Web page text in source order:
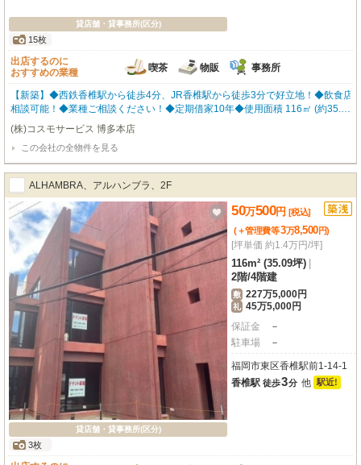
貸店舗・貸事務所(区分)
15枚
出店するのに
おすすめの業種
喫茶 物販 事務所
【新築】◆西鉄香椎駅から徒歩4分、JR香椎駅から徒歩3分で好立地！◆飲食店
相談可能！◆業種ご相談ください！◆定期借家10年◆使用面積 116㎡ (約35.09
坪) ※間取り・写真は現況優先となります。 福岡の物件全てご紹介出来ま
す！！何でもご相談下さい♪ 内覧をご希望の方はお気軽にお申し付けくださ
い！
(株)コスモサービス 博多本店
この会社の全物件を見る
ALHAMBRA、アルハンブラ、2F
貸店舗・貸事務所(区分)
3枚
50万500円 [税込]
(＋管理費等3万8,500円)
[坪単価 約1.4万円/坪]
116m² (35.09坪)
2階/4階建
敷 227万5,000円
礼 45万5,000円
保証金
－
駐車場
－
福岡市東区香椎駅前1-14-1
香椎駅 徒歩3分 他 駅近!